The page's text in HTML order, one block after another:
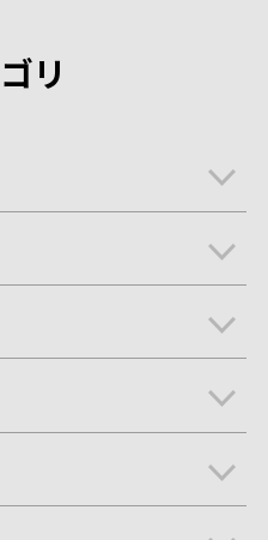
リ